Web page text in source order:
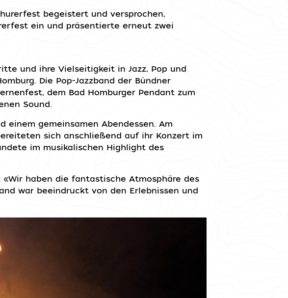
begeistert und versprochen,
ein und präsentierte erneut zwei
und ihre Vielseitigkeit in Jazz, Pop und
Die Pop-Jazzband der Bündner
dem Bad Homburger Pendant zum
Sound.
einem gemeinsamen Abendessen. Am
sich anschließend auf ihr Konzert im
im musikalischen Highlight des
haben die fantastische Atmosphäre des
war beeindruckt von den Erlebnissen und